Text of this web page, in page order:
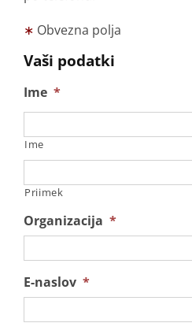
∗ Obvezna polja
Vaši podatki
Ime *
Ime
Priimek
Organizacija *
E-naslov *